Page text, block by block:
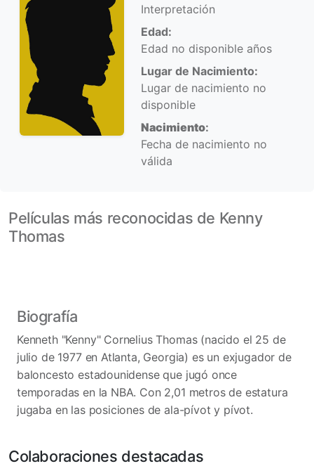
Interpretación
Edad:
Edad no disponible años
Lugar de Nacimiento:
Lugar de nacimiento no
disponible
Nacimiento:
Fecha de nacimiento no
válida
Películas más reconocidas de Kenny
Thomas
Biografía
Kenneth "Kenny" Cornelius Thomas (nacido el 25 de
julio de 1977 en Atlanta, Georgia) es un exjugador de
baloncesto estadounidense que jugó once
temporadas en la NBA. Con 2,01 metros de estatura
jugaba en las posiciones de ala-pívot y pívot.
Colaboraciones destacadas